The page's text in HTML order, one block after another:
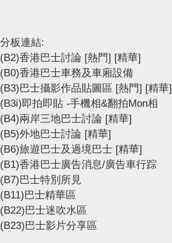
分板連結:
(B2)香港巴士討論 [熱門] [精華]
(B0)香港巴士車務及車廂設備
(B3)巴士攝影作品貼圖區 [熱門] [精華]
(B3i)即拍即貼 -手機相&翻拍Mon相
(B4)兩岸三地巴士討論 [精華]
(B5)外地巴士討論 [精華]
(B6)旅遊巴士及過境巴士 [精華]
(B1)香港巴士廣告消息/廣告車行踪
(B7)巴士特別所見
(B11)巴士精華區
(B22)巴士迷吹水區
(B23)巴士影片分享區